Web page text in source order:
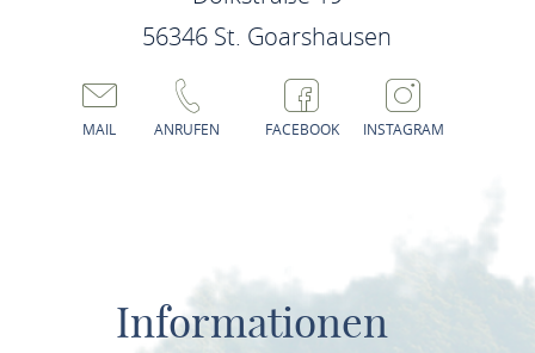
56346 St. Goarshausen
MAIL ANRUFEN FACEBOOK INSTAGRAM
Informationen